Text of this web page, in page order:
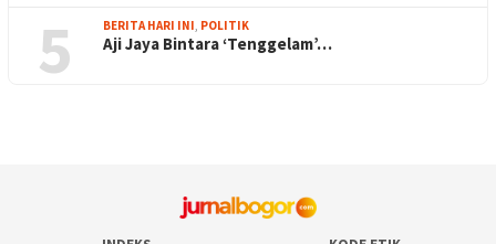
5 BERITA HARI INI, POLITIK
Aji Jaya Bintara ‘Tenggelam’…